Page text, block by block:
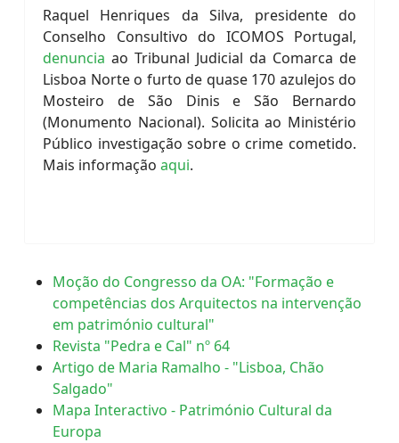
Raquel Henriques da Silva, presidente do
Conselho Consultivo do ICOMOS Portugal,
denuncia ao Tribunal Judicial da Comarca de
Lisboa Norte o furto de quase 170 azulejos do
Mosteiro de São Dinis e São Bernardo
(Monumento Nacional). Solicita ao Ministério
Público investigação sobre o crime cometido.
Mais informação aqui.
Moção do Congresso da OA: "Formação e
competências dos Arquitectos na intervenção
em património cultural"
Revista "Pedra e Cal" nº 64
Artigo de Maria Ramalho - "Lisboa, Chão
Salgado"
Mapa Interactivo - Património Cultural da
Europa